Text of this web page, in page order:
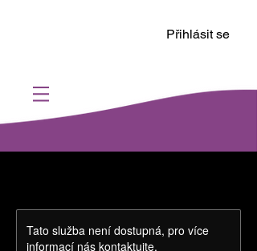
Přihlásit se
Tato služba není dostupná, pro více
informací nás kontaktujte.